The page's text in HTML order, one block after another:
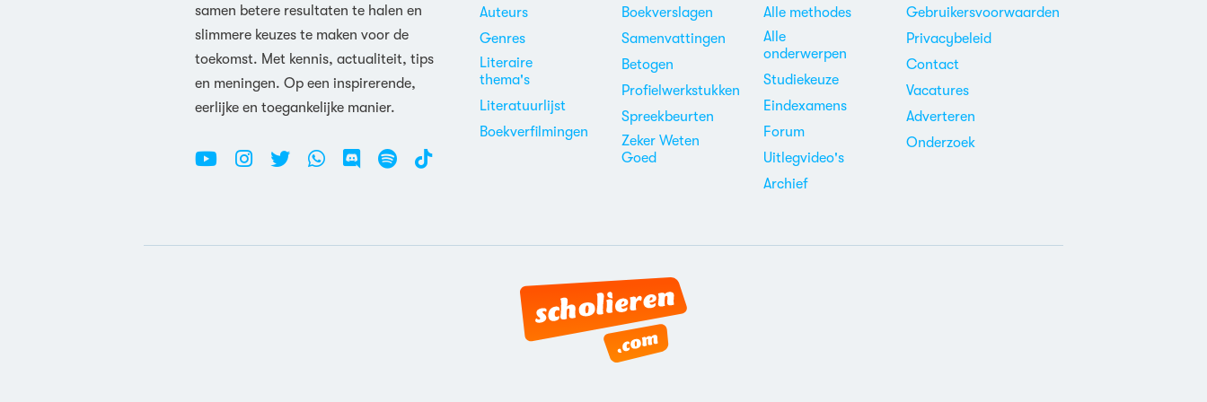
samen betere resultaten te halen en
slimmere keuzes te maken voor de
toekomst. Met kennis, actualiteit, tips
en meningen. Op een inspirerende,
eerlijke en toegankelijke manier.
Auteurs
Genres
Literaire
thema's
Literatuurlijst
Boekverfilmingen
Boekverslagen
Samenvattingen
Betogen
Profielwerkstukken
Spreekbeurten
Zeker Weten
Goed
Alle methodes
Alle
onderwerpen
Studiekeuze
Eindexamens
Forum
Uitlegvideo's
Archief
Gebruikersvoorwaarden
Privacybeleid
Contact
Vacatures
Adverteren
Onderzoek